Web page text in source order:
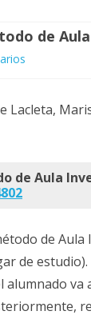
de
(MFT):
método
Invertida
activo
e
Lacleta,
de Aula
de
de estudio).